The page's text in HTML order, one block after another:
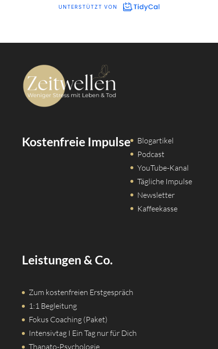
Kostenfreie Impulse
Blogartikel
Podcast
YouTube-Kanal
Tägliche Impulse
Newsletter
Kaffeekasse
Leistungen & Co.
Zum kostenfreien Erstgespräch
1:1 Begleitung
Fokus Coaching (Paket)
Intensivtag I Ein Tag nur für Dich
Thanato-Psychologie